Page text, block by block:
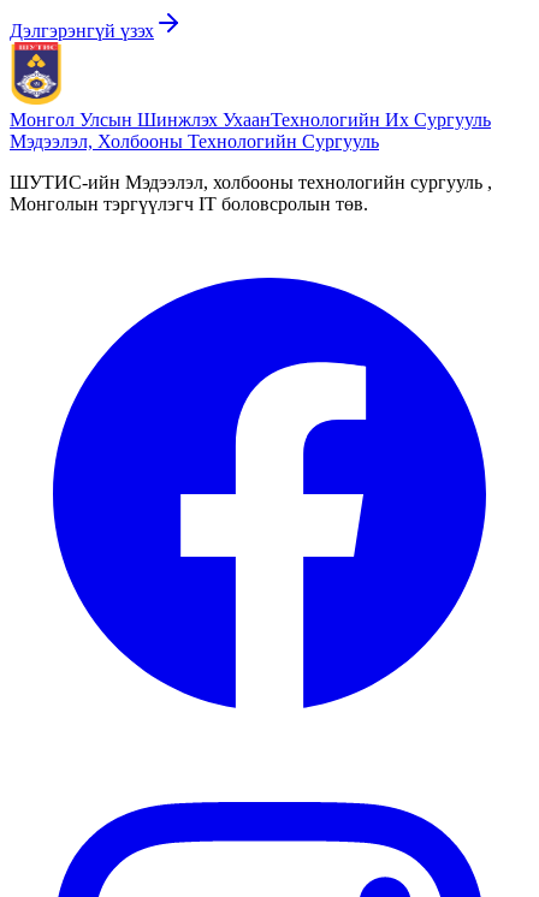
Дэлгэрэнгүй үзэх
Монгол Улсын Шинжлэх УхаанТехнологийн Их Сургууль
Мэдээлэл, Холбооны Технологийн Сургууль
ШУТИС-ийн Мэдээлэл, холбооны технологийн сургууль ,
Монголын тэргүүлэгч IT боловсролын төв.